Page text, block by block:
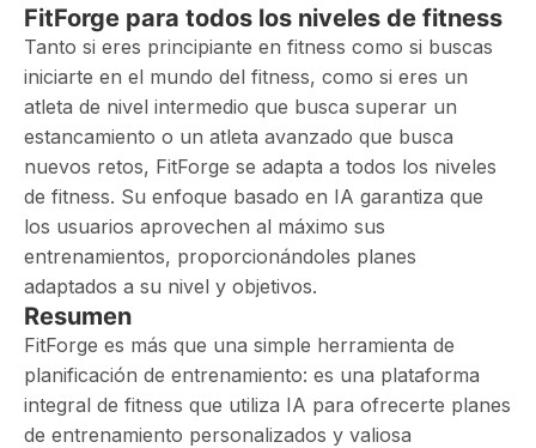
FitForge para todos los niveles de fitness
Tanto si eres principiante en fitness como si buscas
iniciarte en el mundo del fitness, como si eres un
atleta de nivel intermedio que busca superar un
estancamiento o un atleta avanzado que busca
nuevos retos, FitForge se adapta a todos los niveles
de fitness. Su enfoque basado en IA garantiza que
los usuarios aprovechen al máximo sus
entrenamientos, proporcionándoles planes
adaptados a su nivel y objetivos.
Resumen
FitForge es más que una simple herramienta de
planificación de entrenamiento: es una plataforma
integral de fitness que utiliza IA para ofrecerte planes
de entrenamiento personalizados y valiosa